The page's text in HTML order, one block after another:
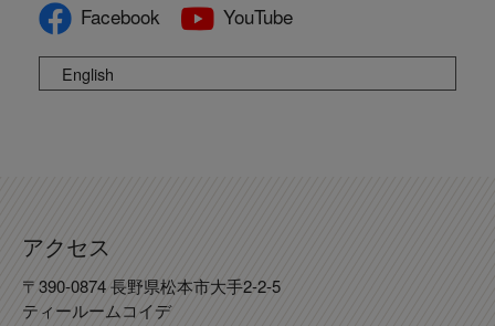
Facebook
YouTube
English
アクセス
〒390-0874 長野県松本市大手2-2-5
ティールームコイデ